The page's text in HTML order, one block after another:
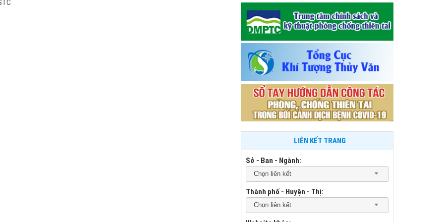
LIÊN KẾT TRANG
Sở - Ban - Ngành:
Chọn liên kết
Thành phố - Huyện - Thị:
Chọn liên kết